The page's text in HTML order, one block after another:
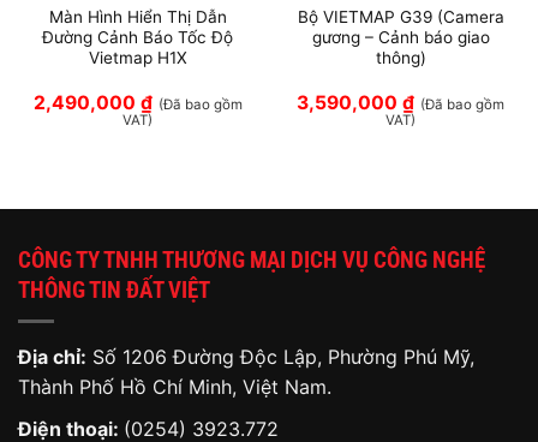
Màn Hình Hiển Thị Dẫn
Đường Cảnh Báo Tốc Độ
Vietmap H1X
2,490,000 ₫ (Đã bao gồm
VAT)
Bộ VIETMAP G39 (Camera
gương – Cảnh báo giao
thông)
3,590,000 ₫ (Đã bao gồm
VAT)
CÔNG TY TNHH THƯƠNG MẠI DỊCH VỤ CÔNG NGHỆ
THÔNG TIN ĐẤT VIỆT
Địa chỉ: Số 1206 Đường Độc Lập, Phường Phú Mỹ,
Thành Phố Hồ Chí Minh, Việt Nam.
Điện thoại: (0254) 3923.772